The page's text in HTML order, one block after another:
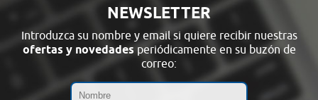
NEWSLETTER
Introduzca su nombre y email si quiere recibir nuestras
ofertas y novedades periódicamente en su buzón de
correo: